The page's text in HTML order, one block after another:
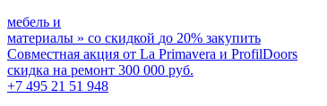
мебель и
материалы » со скидкой до 20% закупить
Совместная акция от La Primavera и ProfilDoors
скидка на ремонт 300 000 руб.
+7 495 21 51 948